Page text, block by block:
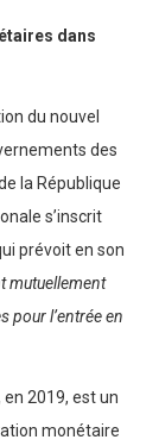
dans
du nouvel
des
la République
s’inscrit
prévoit en son
mutuellement
pour l’entrée en
en 2019, est un
monétaire